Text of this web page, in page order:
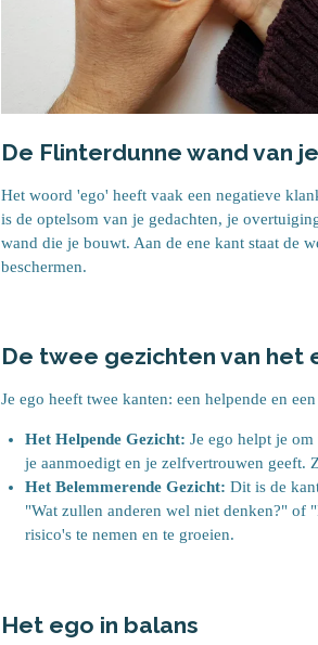
De Flinterdunne wand van
Het woord 'ego' heeft vaak een negatieve
is de optelsom van je gedachten, je
wand die je bouwt. Aan de ene kant staat de
beschermen.
De twee gezichten van het
Je ego heeft twee kanten: een helpende en
Het Helpende Gezicht: Je ego helpt je
je aanmoedigt en je zelfvertrouwen geeft.
Het Belemmerende Gezicht: Dit is de
"Wat zullen anderen wel niet denken?" of
risico's te nemen en te groeien.
Het ego in balans